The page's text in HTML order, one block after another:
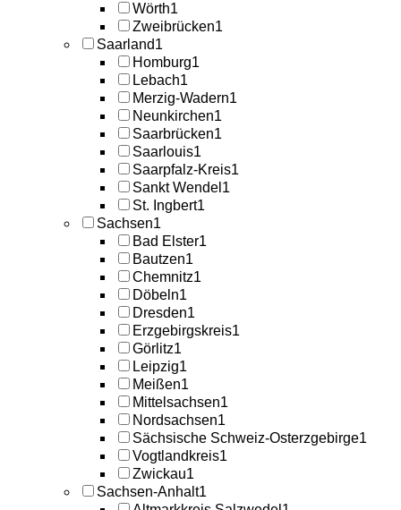
Wörth1
Zweibrücken1
Saarland1
Homburg1
Lebach1
Merzig-Wadern1
Neunkirchen1
Saarbrücken1
Saarlouis1
Saarpfalz-Kreis1
Sankt Wendel 1
St. Ingbert1
Sachsen1
Bad Elster1
Bautzen1
Chemnitz1
Döbeln1
Dresden1
Erzgebirgskreis1
Görlitz1
Leipzig1
Meißen1
Mittelsachsen1
Nordsachsen1
Sächsische Schweiz-Osterzgebirge1
Vogtlandkreis1
Zwickau1
Sachsen-Anhalt1